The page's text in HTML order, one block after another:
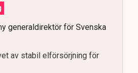
generaldirektör för Svenska
av stabil elförsörjning för